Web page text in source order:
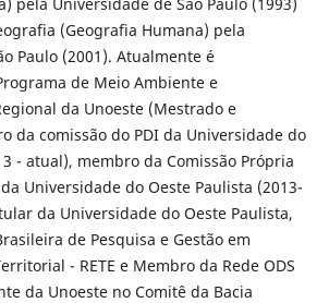
(Geografia Humana) pela
Paulo (2001). Atualmente é
de Meio Ambiente e
da Unoeste (Mestrado e
da comissão do PDI da Universidade do
- atual), membro da Comissão Própria
Universidade do Oeste Paulista (2013-
da Universidade do Oeste Paulista,
de Pesquisa e Gestão em
- RETE e Membro da Rede ODS
da Unoeste no Comitê da Bacia